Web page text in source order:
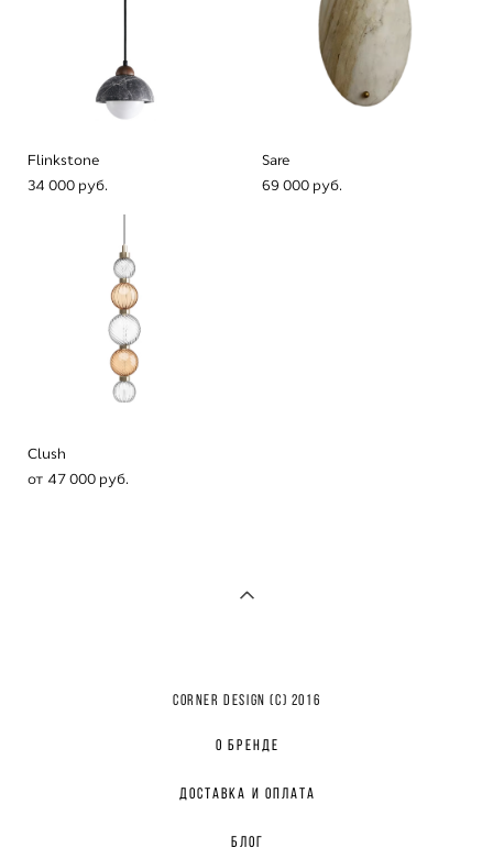
Flinkstone
34 000 pуб.
Sare
69 000 pуб.
Clush
от 47 000 pуб.
CORNER DESIGN (с) 2016
О БРЕНДЕ
ДОСТАВКА И ОПЛАТА
БЛОГ